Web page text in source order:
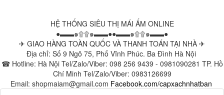
HỆ THỐNG SIÊU THỊ MÁI ẤM ONLINE
●▬▬๑۩۩๑▬▬●●▬▬๑۩۩๑▬▬●
✈ GIAO HÀNG TOÀN QUỐC VÀ THANH TOÁN TẠI NHÀ ✈
Địa chỉ: Số 9 Ngõ 75, Phố Vĩnh Phúc. Ba Đình Hà Nội
☎ Hotline: Hà Nội Tel/Zalo/Viber: 098 256 9439 - 0981090281 TP. Hồ
Chí Minh Tel/Zalo/Viber: 0983126699
Email: shopmaiam@gmail.com Facebook.com/capxachnhatban